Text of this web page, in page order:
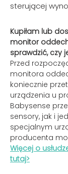
sterującej
Kupiłam lub
monitor
sprawdzić, czy
Przed
monitora
koniecznie
urządzenia u
Babysense
sensory, jak i
specjalnym
producenta
Więcej o
tutaj>